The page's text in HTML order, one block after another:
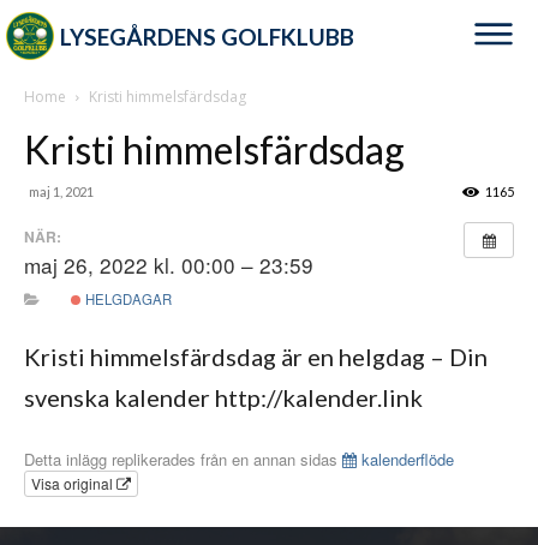
LYSEGÅRDENS GOLFKLUBB
Home Kristi himmelsfärdsdag
Kristi himmelsfärdsdag
maj 1, 2021 1165
NÄR:
maj 26, 2022 kl. 00:00 – 23:59
HELGDAGAR
Kristi himmelsfärdsdag är en helgdag – Din
svenska kalender http://kalender.link
Detta inlägg replikerades från en annan sidas kalenderflöde
Visa original